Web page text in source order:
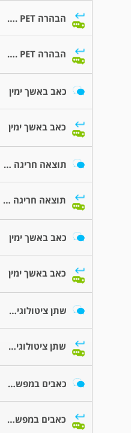
הבהרה C.T. PET
הבהרה C.T. PET
כאב באשך ימין
כאב באשך ימין
תוצאה חריגה של PSA
תוצאה חריגה של PSA
כאב באשך ימין
כאב באשך ימין
שתן ציטולוגיה- מעקב רבעונינ
שתן ציטולוגיה- מעקב רבעונינ
כאבים במפשעה לאחר ניתוח כריתת אשך.
כאבים במפשעה לאחר ניתוח כריתת אשך.